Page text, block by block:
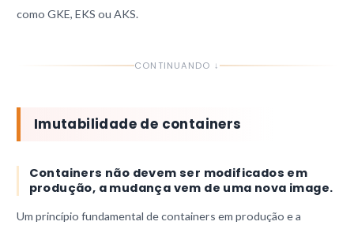
como GKE, EKS ou AKS.
CONTINUANDO ↓
Imutabilidade de containers
Containers não devem ser modificados em
produção, a mudança vem de uma nova image.
Um princípio fundamental de containers em produção e a